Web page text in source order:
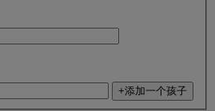
+添加一个孩子